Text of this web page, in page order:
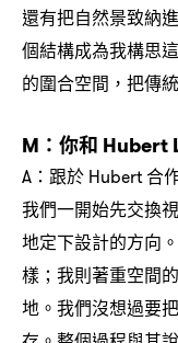
還有把自然景致納
個結構成為我構思
的圍合空間 ， 把傳
M： 你和 Hubert
A： 跟於 Hubert合
我們一開始先交換
地定下設計的方向
樣 ； 我則著重空間
地。我們沒想過要